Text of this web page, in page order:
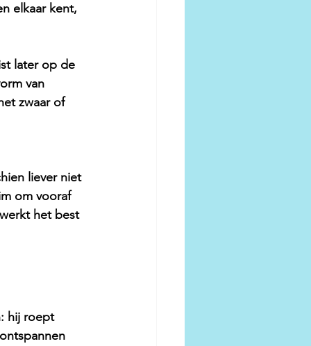
elkaar kent,
later op de
van
zwaar of
liever niet
om vooraf
het best
hij roept